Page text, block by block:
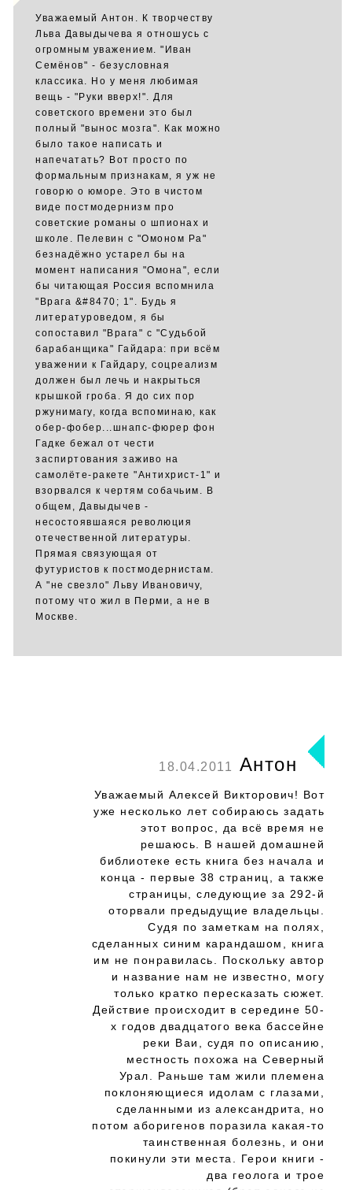
Уважаемый Антон. К творчеству
Льва Давыдычева я отношусь с
огромным уважением. "Иван
Семёнов" - безусловная
классика. Но у меня любимая
вещь - "Руки вверх!". Для
советского времени это был
полный "вынос мозга". Как можно
было такое написать и
напечатать? Вот просто по
формальным признакам, я уж не
говорю о юморе. Это в чистом
виде постмодернизм про
советские романы о шпионах и
школе. Пелевин с "Омоном Ра"
безнадёжно устарел бы на
момент написания "Омона", если
бы читающая Россия вспомнила
"Врага &#8470; 1". Будь я
литературоведом, я бы
сопоставил "Врага" с "Судьбой
барабанщика" Гайдара: при всём
уважении к Гайдару, соцреализм
должен был лечь и накрыться
крышкой гроба. Я до сих пор
ржунимагу, когда вспоминаю, как
обер-фобер...шнапс-фюрер фон
Гадке бежал от чести
заспиртования заживо на
самолёте-ракете "Антихрист-1" и
взорвался к чертям собачьим. В
общем, Давыдычев -
несостоявшаяся революция
отечественной литературы.
Прямая связующая от
футуристов к постмодернистам.
А "не свезло" Льву Ивановичу,
потому что жил в Перми, а не в
Москве.
18.04.2011 Антон
Уважаемый Алексей Викторович! Вот
уже несколько лет собираюсь задать
этот вопрос, да всё время не
решаюсь. В нашей домашней
библиотеке есть книга без начала и
конца - первые 38 страниц, а также
страницы, следующие за 292-й
оторвали предыдущие владельцы.
Судя по заметкам на полях,
сделанных синим карандашом, книга
им не понравилась. Поскольку автор
и название нам не известно, могу
только кратко пересказать сюжет.
Действие происходит в середине 50-
х годов двадцатого века бассейне
реки Ваи, судя по описанию,
местность похожа на Северный
Урал. Раньше там жили племена
поклоняющиеся идолам с глазами,
сделанными из александрита, но
потом аборигенов поразила какая-то
таинственная болезнь, и они
покинули эти места. Герои книги -
два геолога и трое